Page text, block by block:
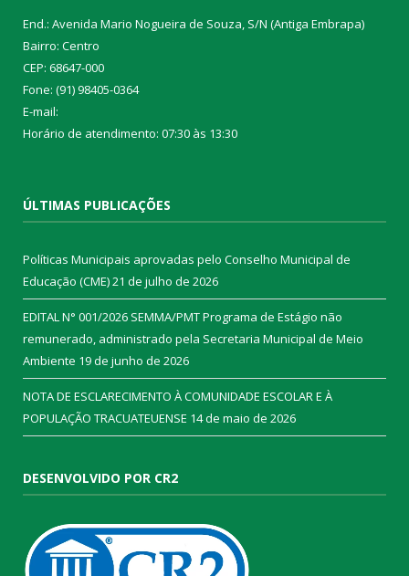
End.: Avenida Mario Nogueira de Souza, S/N (Antiga Embrapa)
Bairro: Centro
CEP: 68647-000
Fone: (91) 98405-0364
E-mail:
Horário de atendimento: 07:30 às 13:30
ÚLTIMAS PUBLICAÇÕES
Políticas Municipais aprovadas pelo Conselho Municipal de
Educação (CME)21 de julho de 2026
EDITAL N° 001/2026 SEMMA/PMT Programa de Estágio não
remunerado, administrado pela Secretaria Municipal de Meio
Ambiente 19 de junho de 2026
NOTA DE ESCLARECIMENTO À COMUNIDADE ESCOLAR E À
POPULAÇÃO TRACUATEUENSE 14 de maio de 2026
DESENVOLVIDO POR CR2